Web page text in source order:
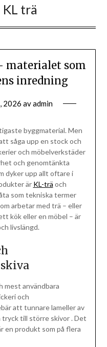
KL trä
materialet som
inredning
2026 avadmin
byggmaterial. Men
såga upp en stock och
och möbelverkstäder
och genomtänkta
dyker upp allt oftare i
är KL-trä och
som tekniska termer
arbetar med trä – eller
kök eller en möbel – är
livslängd.
mest användbara
och
att tunnare lameller av
tryck till större skivor . Det
en produkt som på flera